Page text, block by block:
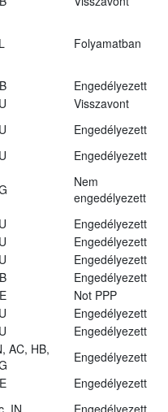
Folyamatban
Engedélyezett
Visszavont
Engedélyezett
Engedélyezett
Nem
engedélyezett
Engedélyezett
Engedélyezett
Engedélyezett
Engedélyezett
Not PPP
Engedélyezett
Engedélyezett
AC, HB,
Engedélyezett
Engedélyezett